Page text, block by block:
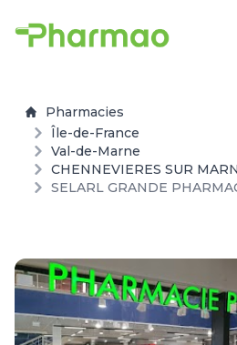
Pharmacies
Île-de-France
Val-de-Marne
CHENNEVIERES SUR
SELARL GRANDE